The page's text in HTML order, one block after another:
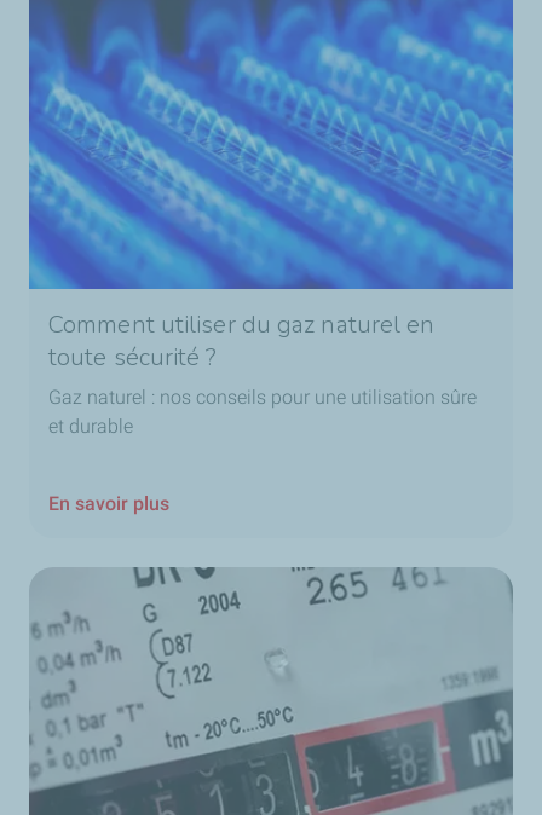
Comment utiliser du gaz naturel en
toute sécurité ?
Gaz naturel : nos conseils pour une utilisation sûre
et durable
En savoir plus